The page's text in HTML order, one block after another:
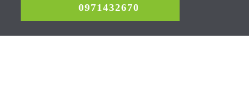
0971432670